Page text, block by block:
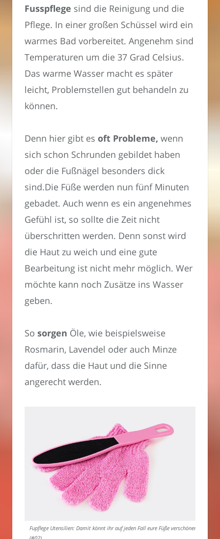
Fusspflege sind die Reinigung und die
Pflege. In einer großen Schüssel wird ein
warmes Bad vorbereitet. Angenehm sind
Temperaturen um die 37 Grad Celsius.
Das warme Wasser macht es später
leicht, Problemstellen gut behandeln zu
können.
Denn hier gibt es oft Probleme, wenn
sich schon Schrunden gebildet haben
oder die Fußnägel besonders dick
sind.Die Füße werden nun fünf Minuten
gebadet. Auch wenn es ein angenehmes
Gefühl ist, so sollte die Zeit nicht
überschritten werden. Denn sonst wird
die Haut zu weich und eine gute
Bearbeitung ist nicht mehr möglich. Wer
möchte kann noch Zusätze ins Wasser
geben.
So sorgen Öle, wie beispielsweise
Rosmarin, Lavendel oder auch Minze
dafür, dass die Haut und die Sinne
angerecht werden.
Fupflege Utensilien: Damit könnt ihr auf jeden Fall eure Füße verschönern.